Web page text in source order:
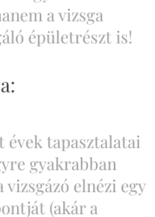
a vizsga
épületrészt is!
évek tapasztalatai
gyakrabban
elnézi egy
(akár a